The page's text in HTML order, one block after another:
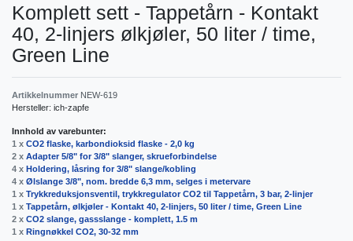
Komplett sett - Tappetårn - Kontakt
40, 2-linjers ølkjøler, 50 liter / time,
Green Line
Artikkelnummer NEW-619
Hersteller: ich-zapfe
Innhold av varebunter:
1 x CO2 flaske, karbondioksid flaske - 2,0 kg
2 x Adapter 5/8" for 3/8" slanger, skrueforbindelse
4 x Holdering, låsring for 3/8" slange/kobling
4 x Ølslange 3/8", nom. bredde 6,3 mm, selges i metervare
1 x Trykkreduksjonsventil, trykkregulator CO2 til Tappetårn, 3 bar, 2-linjer
1 x Tappetårn, ølkjøler - Kontakt 40, 2-linjers, 50 liter / time, Green Line
2 x CO2 slange, gassslange - komplett, 1.5 m
1 x Ringnøkkel CO2, 30-32 mm